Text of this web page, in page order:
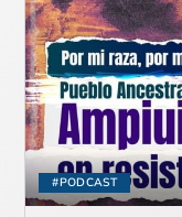
#PODCAST